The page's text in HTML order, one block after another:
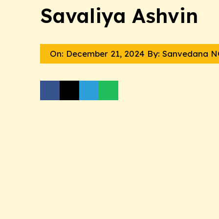
Savaliya Ashvin
On: December 21, 2024 By: Sanvedana